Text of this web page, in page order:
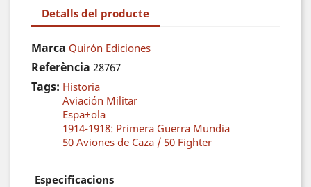
Detalls del producte
Marca Quirón Ediciones
Referència 28767
Tags: Historia
Aviación Militar
Espa±ola
1914-1918: Primera Guerra Mundia
50 Aviones de Caza / 50 Fighter
Especificacions